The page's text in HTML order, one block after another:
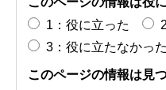
1：役に立った
3：役に立たなかった
このページの情報は見